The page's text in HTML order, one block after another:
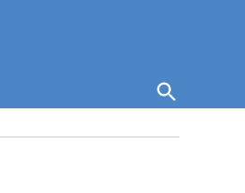
Open
Search